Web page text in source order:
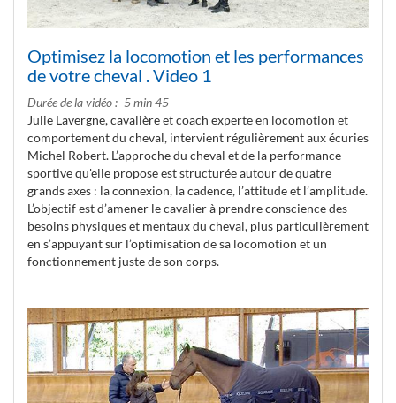
Optimisez la locomotion et les performances
de votre cheval . Video 1
Durée de la vidéo
5 min 45
Julie Lavergne, cavalière et coach experte en locomotion et
comportement du cheval, intervient régulièrement aux écuries
Michel Robert. L’approche du cheval et de la performance
sportive qu'elle propose est structurée autour de quatre
grands axes : la connexion, la cadence, l’attitude et l’amplitude.
L’objectif est d’amener le cavalier à prendre conscience des
besoins physiques et mentaux du cheval, plus particulièrement
en s’appuyant sur l’optimisation de sa locomotion et un
fonctionnement juste de son corps.